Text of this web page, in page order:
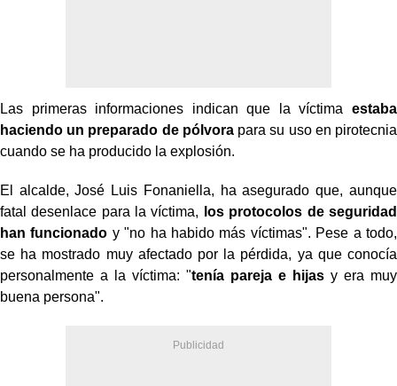
Las primeras informaciones indican que la víctima estaba
haciendo un preparado de pólvorapara su uso en pirotecnia
cuando se ha producido la explosión.
El alcalde, José Luis Fonaniella, ha asegurado que, aunque
fatal desenlace para la víctima,
los protocolos de seguridad
han funcionado y "no ha habido más víctimas". Pese a todo,
se ha mostrado muy afectado por la pérdida, ya que conocía
personalmente a la víctima: "tenía pareja e hijasy era muy
buena persona".